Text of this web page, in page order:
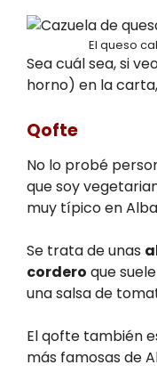
El queso
Sea cuál sea, si
horno) en la
Qofte
No lo probé
que soy
muy típico en
Se trata de unas
cordero que
una salsa de
El qofte también
más famosas de